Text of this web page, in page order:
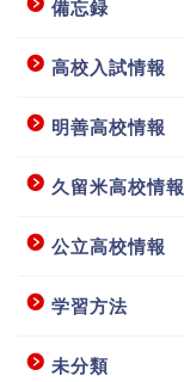
備忘録
高校入試情報
明善高校情報
久留米高校情報
公立高校情報
学習方法
未分類